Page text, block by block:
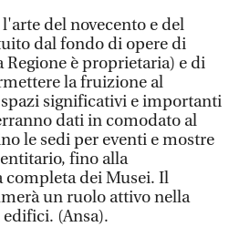
del novecento e del
dal fondo di opere di
è proprietaria) e di
la fruizione al
significativi e importanti
dati in comodato al
le sedi per eventi e mostre
fino alla
completa dei Musei. Il
un ruolo attivo nella
(Ansa).